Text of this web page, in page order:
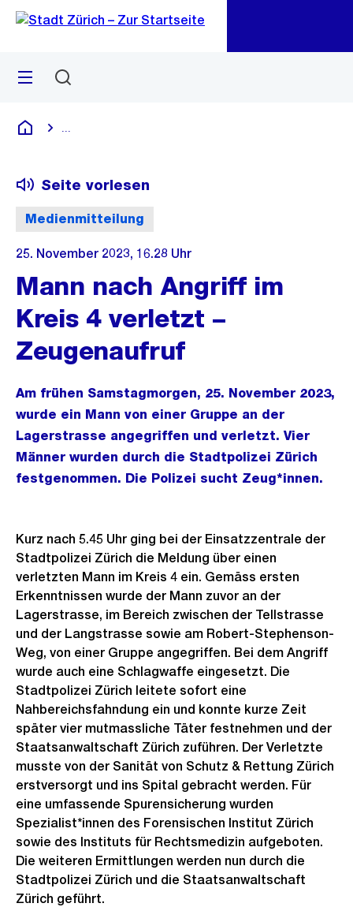
Navigation
Sprunglink
Menü
Deutsch
Medienmitteilung
Seite vorlesen
25. November 2023, 16.28 Uhr
Mann nach Angriff im
Kreis 4 verletzt –
Zeugenaufruf
Am frühen Samstagmorgen, 25. November 2023,
wurde ein Mann von einer Gruppe an der
Lagerstrasse angegriffen und verletzt. Vier
Männer wurden durch die Stadtpolizei Zürich
festgenommen. Die Polizei sucht Zeug*innen.
Kurz nach 5.45 Uhr ging bei der Einsatzzentrale der
Stadtpolizei Zürich die Meldung über einen
verletzten Mann im Kreis 4 ein. Gemäss ersten
Erkenntnissen wurde der Mann zuvor an der
Lagerstrasse, im Bereich zwischen der Tellstrasse
und der Langstrasse sowie am Robert-Stephenson-
Weg, von einer Gruppe angegriffen. Bei dem Angriff
wurde auch eine Schlagwaffe eingesetzt. Die
Stadtpolizei Zürich leitete sofort eine
Nahbereichsfahndung ein und konnte kurze Zeit
später vier mutmassliche Täter festnehmen und der
Staatsanwaltschaft Zürich zuführen. Der Verletzte
musste von der Sanität von Schutz & Rettung Zürich
erstversorgt und ins Spital gebracht werden. Für
eine umfassende Spurensicherung wurden
Spezialist*innen des Forensischen Institut Zürich
sowie des Instituts für Rechtsmedizin aufgeboten.
Die weiteren Ermittlungen werden nun durch die
Stadtpolizei Zürich und die Staatsanwaltschaft
Zürich geführt.